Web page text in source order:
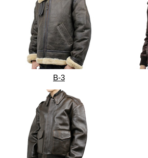
B-3